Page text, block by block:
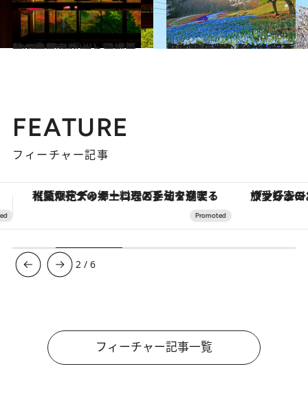
2021.10.30
いつか行きたい！ 日本の秋の絶景 ～九州・沖縄篇～《全40スポット》
旅＆お出かけ 2021.4.25
【2021年版】 いつか行きたい！ 日本の春の絶景 西日本篇まとめ《全132スポット》①
旅＆お出かけ
FEATURE
フィーチャー記事
ヴァシュロン・コンスタンタン「オーヴァーシーズ・オートマティック」。旅愛好家のお気に入りコレクションから、ジェンダーレスな新作が登場 【銀座で出合う最旬美容】美髪ケアや上質
3 /6
フィーチャー記事一覧